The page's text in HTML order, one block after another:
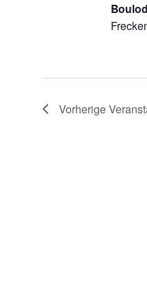
Vorherige